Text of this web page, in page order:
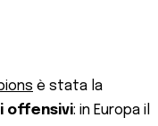
è stata la
offensivi: in Europa il